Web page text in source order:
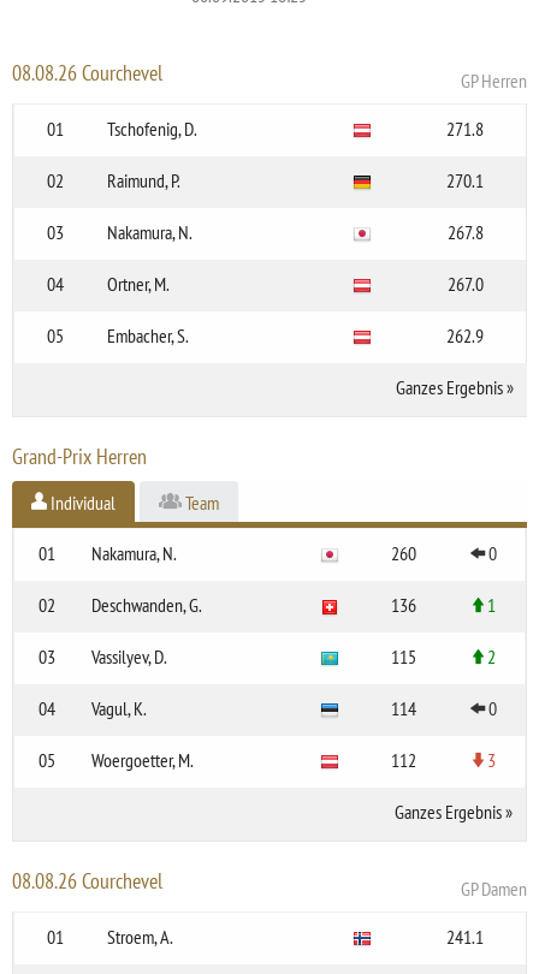
08.08.26 Courchevel
GP Herren
01
Tschofenig, D. 271.8
02 Raimund, P. 270.1
03 Nakamura, N. 267.8
04 Ortner, M. 267.0
05 Embacher, S. 262.9
Ganzes Ergebnis»
Grand-Prix Herren
Individual Team
01 Nakamura, N. 260 0
02 Deschwanden, G. 136 1
03 Vassilyev, D. 115 2
04 Vagul, K. 114 0
05 Woergoetter, M. 112 3
Ganzes Ergebnis»
08.08.26 Courchevel
GP Damen
01
Stroem, A. 241.1